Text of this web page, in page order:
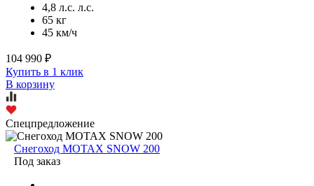
4,8 л.с. л.с.
65 кг
45 км/ч
104 990 ₽
Купить в 1 клик
В корзину
Спецпредложение
Снегоход MOTAX SNOW 200
Под заказ